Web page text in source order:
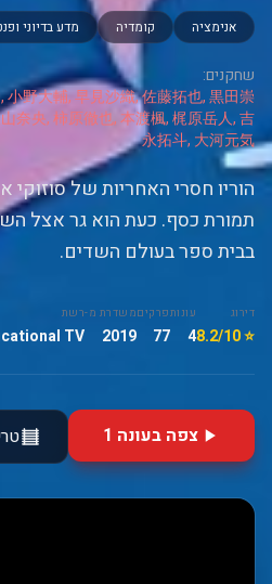
אנימציה קומדיה מדע בדיוני
שחקנים:
小野大輔, 早見沙織, 佐藤拓也, 黒田崇
奈央, 柿原徹也, 本渡楓, 梶原岳人, 吉
永拓斗, 大河元気
הוריו חסרי האחריות של סוזוקי
תמורת כסף. כעת הוא גר אצל
בבית ספר בעולם השדים.
דירוג
⭐ 8.2/10
עונות
4
פרקים
77
משדרת מ-
2019
רשת
TV
צפה בעונה 1